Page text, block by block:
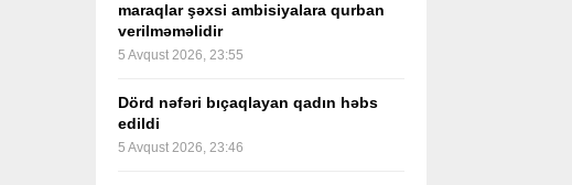
maraqlar şəxsi ambisiyalara qurban
verilməməlidir
5 Avqust 2026, 23:55
Dörd nəfəri bıçaqlayan qadın həbs
edildi
5 Avqust 2026, 23:46